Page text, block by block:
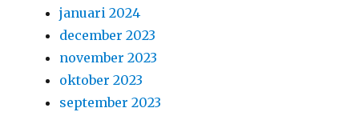
januari 2024
december 2023
november 2023
oktober 2023
september 2023